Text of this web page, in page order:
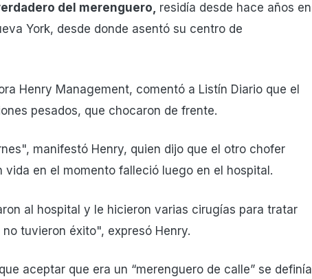
del merenguero, residía desde hace años en
York, desde donde asentó su centro de
Henry Management, comentó a Listín Diario que el
pesados, que chocaron de frente.
manifestó Henry, quien dijo que el otro chofer
en el momento falleció luego en el hospital.
al hospital y le hicieron varias cirugías para tratar
tuvieron éxito", expresó Henry.
aceptar que era un “merenguero de calle” se definía